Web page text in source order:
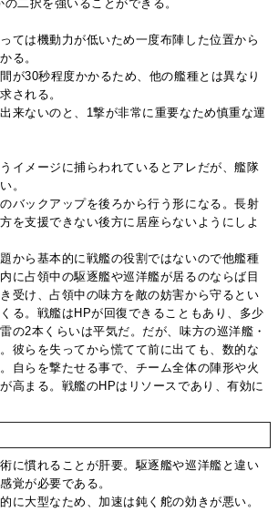
二択を強いることができる。
ては機動力が低いため一度布陣した位置から
る。
が30秒程度かかるため、他の艦種とは異なり
される。
来ないのと、1撃が非常に重要なため慎重な運
イメージに捕らわれているとアレだが、艦隊
。
バックアップを後ろから行う形になる。長射
を支援できない後方に居座らないようにしよ
から基本的に戦艦の役割ではないので他艦種
に占領中の駆逐艦や巡洋艦が居るのならば目
受け、占領中の味方を敵の妨害から守るとい
る。戦艦はHPが回復できることもあり、多少
の2本くらいは平気だ。だが、味方の巡洋艦・
彼らを失ってから慌てて前に出ても、数的な
自らを撃たせる事で、チーム全体の陣形や火
高まる。戦艦のHPはリソースであり、有効に
に慣れることが肝要。駆逐艦や巡洋艦と違い
覚が必要である。
に大型なため、加速は鈍く舵の効きが悪い。